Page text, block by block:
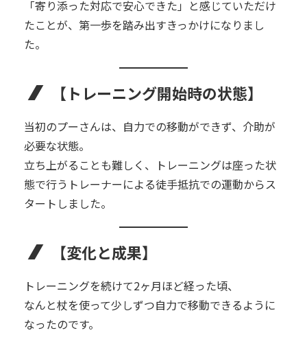
「寄り添った対応で安心できた」と感じていただけ
たことが、第一歩を踏み出すきっかけになりまし
た。
【トレーニング開始時の状態】
当初のプーさんは、自力での移動ができず、介助が
必要な状態。
立ち上がることも難しく、トレーニングは座った状
態で行うトレーナーによる徒手抵抗での運動からス
タートしました。
【変化と成果】
トレーニングを続けて2ヶ月ほど経った頃、
なんと杖を使って少しずつ自力で移動できるように
なったのです。